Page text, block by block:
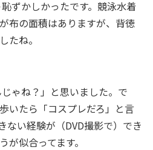
ずかしかったです。競泳水着
布の面積はありますが、背徳
たね。
ゃね？」と思いました。で
いたら「コスプレだろ」と言
ない経験が（DVD撮影で）でき
が似合ってます。